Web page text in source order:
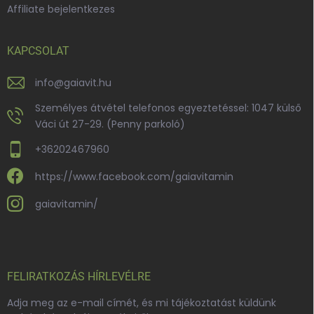
Affiliate bejelentkezes
KAPCSOLAT
info@gaiavit.hu
Személyes átvétel telefonos egyeztetéssel: 1047 külső
Váci út 27-29. (Penny parkoló)
+36202467960
https://www.facebook.com/gaiavitamin
gaiavitamin/
FELIRATKOZÁS HÍRLEVÉLRE
Adja meg az e-mail címét, és mi tájékoztatást küldünk